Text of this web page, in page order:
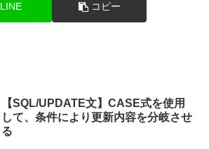
LINE コピー
【SQL/UPDATE文】CASE式を使用
して、条件により更新内容を分岐させ
る